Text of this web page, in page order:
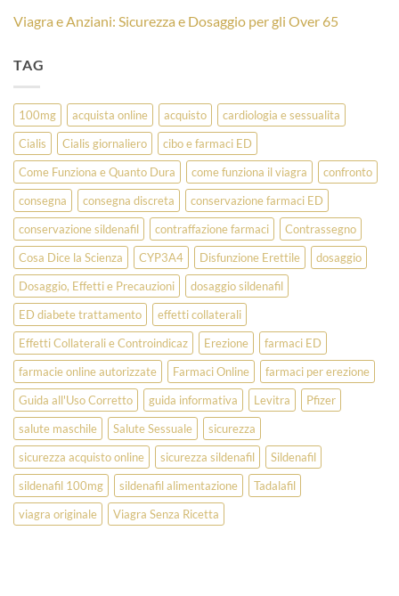
Viagra e Anziani: Sicurezza e Dosaggio per gli Over 65
TAG
100mg acquista online acquisto
cardiologia e sessualita
Cialis
Cialis giornaliero
cibo e farmaci ED
Come Funziona e Quanto Dura
come funziona il viagra
confronto
consegna
consegna discreta
conservazione farmaci ED
conservazione sildenafil
contraffazione farmaci
Contrassegno
Cosa Dice la Scienza
CYP3A4 Disfunzione Erettile
dosaggio
Dosaggio, Effetti e Precauzioni
dosaggio sildenafil
ED diabete trattamento
effetti collaterali
Effetti Collaterali e Controindicaz
Erezione
farmaci ED
farmacie online autorizzate
Farmaci Online
farmaci per erezione
Guida all'Uso Corretto
guida informativa Levitra
Pfizer
salute maschile
Salute Sessuale
sicurezza
sicurezza acquisto online
sicurezza sildenafil
Sildenafil
sildenafil 100mg
sildenafil alimentazione
Tadalafil
viagra originale
Viagra Senza Ricetta